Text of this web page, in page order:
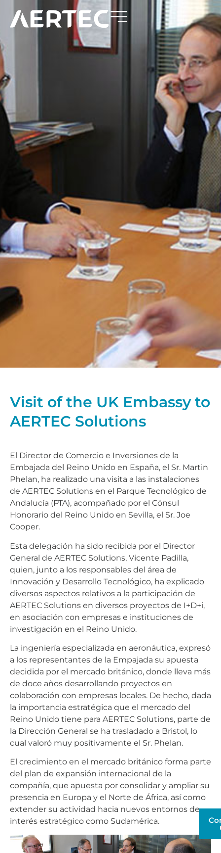
Visit of the UK Embassy to
AERTEC Solutions
El Director de Comercio e Inversiones de la
Embajada del Reino Unido en España, el Sr. Martin
Phelan, ha realizado una visita a las instalaciones
de AERTEC Solutions en el Parque Tecnológico de
Andalucía (PTA), acompañado por el Cónsul
Honorario del Reino Unido en Sevilla, el Sr. Joe
Cooper.
Esta delegación ha sido recibida por el Director
General de AERTEC Solutions, Vicente Padilla,
quien, junto a los responsables del área de
Innovación y Desarrollo Tecnológico, ha explicado
diversos aspectos relativos a la participación de
AERTEC Solutions en diversos proyectos de I+D+i,
en asociación con empresas e instituciones de
investigación en el Reino Unido.
La ingeniería especializada en aeronáutica, expresó
a los representantes de la Empajada su apuesta
decidida por el mercado británico, donde lleva más
de doce años desarrollando proyectos en
colaboración con empresas locales. De hecho, dada
la importancia estratégica que el mercado del
Reino Unido tiene para AERTEC Solutions, parte de
la Dirección General se ha trasladado a Bristol, lo
cual valoró muy positivamente el Sr. Phelan.
El crecimiento en el mercado británico forma parte
del plan de expansión internacional de la
compañía, que apuesta por consolidar y ampliar su
presencia en Europa y el Norte de África, así como
extender su actividad hacia nuevos entornos de
interés estratégico como Sudamérica.